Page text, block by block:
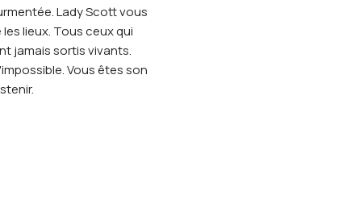
Lady Scott vous
lieux. Tous ceux qui
jamais sortis vivants.
Vous êtes son